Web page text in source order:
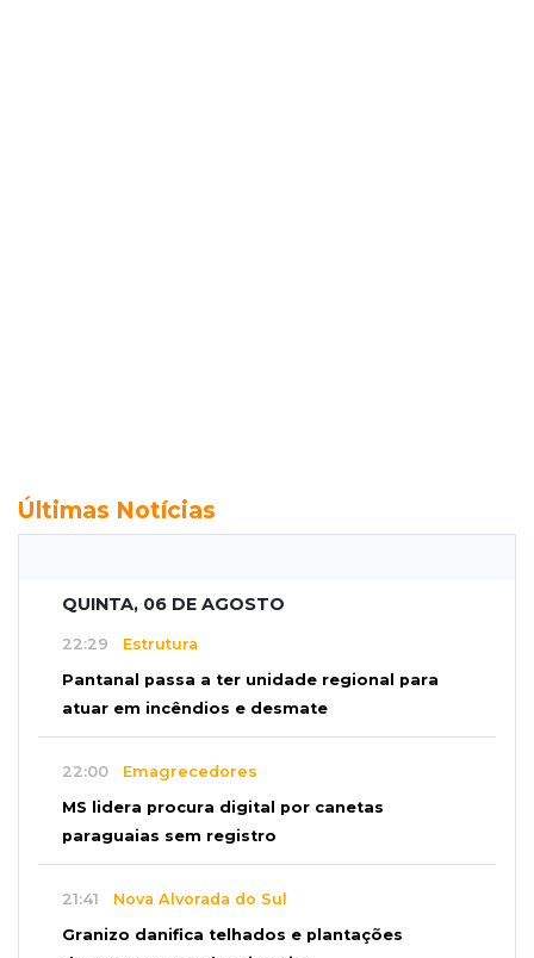
Últimas Notícias
QUINTA, 06 DE AGOSTO
22:29 Estrutura
Pantanal passa a ter unidade regional para
atuar em incêndios e desmate
22:00 Emagrecedores
MS lidera procura digital por canetas
paraguaias sem registro
21:41 Nova Alvorada do Sul
Granizo danifica telhados e plantações